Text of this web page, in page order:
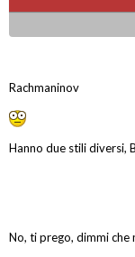
Rachmaninov
Hanno due stili diversi,
No, ti prego, dimmi che